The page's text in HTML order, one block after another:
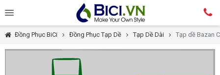
Đồng Phục BiCi Đồng Phục Tạp Dề Tạp Dề Dài Tạp dề Bazan